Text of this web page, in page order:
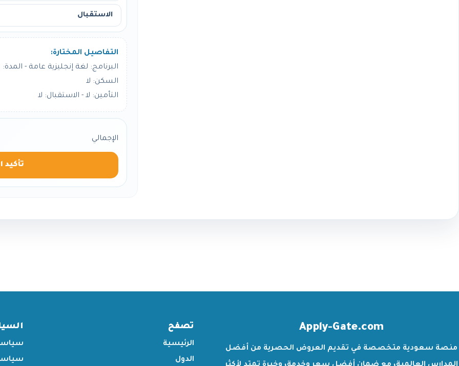
الاستقبال
التفاصيل المختارة:
البرنامج: لغة إنجليزية عامة - المدة: 12 أسبوع
السكن: لا
التأمين: لا - الاستقبال: لا
الإجمالي
تأكيد
Apply-Gate.com
منصة سعودية متخصصة في تقديم العروض الحصرية من أفضل
تصفح
الرئيسية
الدول